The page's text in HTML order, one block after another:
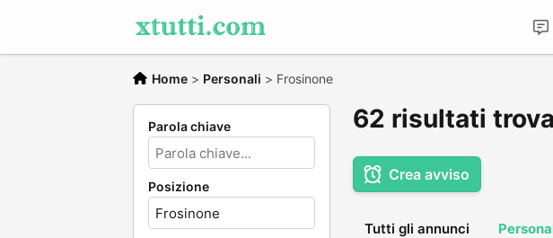
Home > Personali > Frosinone
Parola chiave
Posizione
62 risultati
Crea avviso
Tutti gli annunci